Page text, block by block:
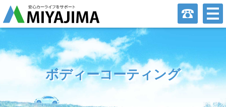
ボディーコーティング